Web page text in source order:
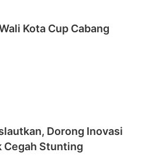
Kota Cup Cabang
Dorong Inovasi
Cegah Stunting